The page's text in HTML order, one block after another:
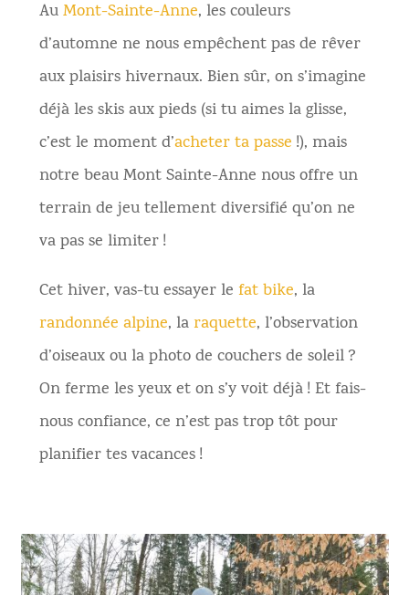
AuMont-Sainte-Anne, les couleurs
d’automne ne nous empêchent pas de rêver
aux plaisirs hivernaux. Bien sûr, on s’imagine
déjà les skis aux pieds (si tu aimes la glisse,
c’est le moment d’acheter ta passe !), mais
notre beau Mont Sainte-Anne nous offre un
terrain de jeu tellement diversifié qu’on ne
va pas se limiter !
Cet hiver, vas-tu essayer le fat bike, la
randonnée alpine, laraquette, l’observation
d’oiseaux ou la photo de couchers de soleil ?
On ferme les yeux et on s’y voit déjà ! Et fais-
nous confiance, ce n’est pas trop tôt pour
planifier tes vacances !